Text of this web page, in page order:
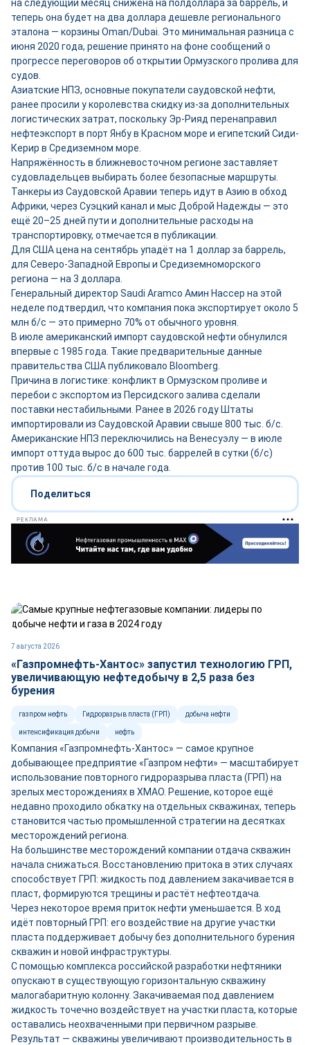
на следующий месяц снижена на полдоллара за баррель, и
теперь она будет на два доллара дешевле регионального
эталона — корзины Oman/Dubai. Это минимальная разница с
июня 2020 года, решение принято на фоне сообщений о
прогрессе переговоров об открытии Ормузского пролива для
судов.
Азиатские НПЗ, основные покупатели саудовской нефти,
ранее просили у королевства скидку из-за дополнительных
логистических затрат, поскольку Эр-Рияд перенаправил
нефтеэкспорт в порт Янбу в Красном море и египетский Сиди-
Керир в Средиземном море.
Напряжённость в ближневосточном регионе заставляет
судовладельцев выбирать более безопасные маршруты.
Танкеры из Саудовской Аравии теперь идут в Азию в обход
Африки, через Суэцкий канал и мыс Доброй Надежды — это
ещё 20–25 дней пути и дополнительные расходы на
транспортировку, отмечается в публикации.
Для США цена на сентябрь упадёт на 1 доллар за баррель,
для Северо-Западной Европы и Средиземноморского
региона — на 3 доллара.
Генеральный директор Saudi Aramco Амин Нассер на этой
неделе подтвердил, что компания пока экспортирует около 5
млн б/с — это примерно 70% от обычного уровня.
В июле американский импорт саудовской нефти обнулился
впервые с 1985 года. Такие предварительные данные
правительства США публиковало Bloomberg.
Причина в логистике: конфликт в Ормузском проливе и
перебои с экспортом из Персидского залива сделали
поставки нестабильными. Ранее в 2026 году Штаты
импортировали из Саудовской Аравии свыше 800 тыс. б/с.
Американские НПЗ переключились на Венесуэлу — в июле
импорт оттуда вырос до 600 тыс. баррелей в сутки (б/с)
против 100 тыс. б/с в начале года.
Поделиться
РЕКЛАМА
7 августа 2026
«Газпромнефть-Хантос» запустил технологию ГРП,
увеличивающую нефтедобычу в 2,5 раза без
бурения
газпром нефть Гидроразрыв пласта (ГРП) добыча нефти
интенсификация добычи нефть
Компания «Газпромнефть-Хантос» — самое крупное
добывающее предприятие «Газпром нефти» — масштабирует
использование повторного гидроразрыва пласта (ГРП) на
зрелых месторождениях в ХМАО. Решение, которое ещё
недавно проходило обкатку на отдельных скважинах, теперь
становится частью промышленной стратегии на десятках
месторождений региона.
На большинстве месторождений компании отдача скважин
начала снижаться. Восстановлению притока в этих случаях
способствует ГРП: жидкость под давлением закачивается в
пласт, формируются трещины и растёт нефтеотдача.
Через некоторое время приток нефти уменьшается. В ход
идёт повторный ГРП: его воздействие на другие участки
пласта поддерживает добычу без дополнительного бурения
скважин и новой инфраструктуры.
С помощью комплекса российской разработки нефтяники
опускают в существующую горизонтальную скважину
малогабаритную колонну. Закачиваемая под давлением
жидкость точечно воздействует на участки пласта, которые
оставались неохваченными при первичном разрыве.
Результат — скважины увеличивают производительность в